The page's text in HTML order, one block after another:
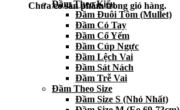
Chưa có sản phẩm trong giỏ hàng.
Đầm Theo Kiểu
Đầm Đuôi Tôm (Mullet)
Đầm Có Tay
Đầm Cổ Yếm
Đầm Cúp Ngực
Đầm Lệch Vai
Đầm Sát Nách
Đầm Trễ Vai
Đầm Theo Size
Đầm Size S (Nhỏ Nhất)